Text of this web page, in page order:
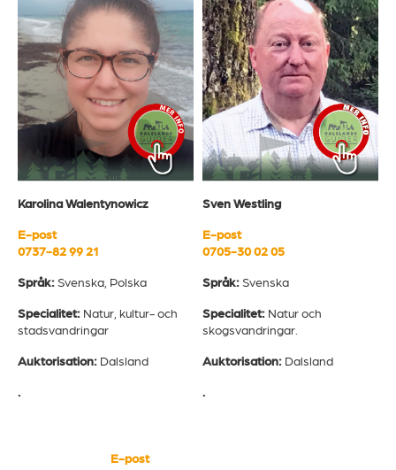
Karolina Walentynowicz
E-post
0737-82 99 21
Språk: Svenska, Polska
Specialitet: Natur, kultur- och
stadsvandringar
Auktorisation: Dalsland
Sven Westling
E-post
0705-30 02 05
Språk: Svenska
Specialitet: Natur och
skogsvandringar.
Auktorisation: Dalsland
E-post